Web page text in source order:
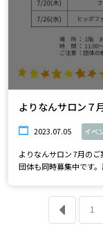
よりなんサロン７
2023.07.05 イベ
よりなんサロン 7月の
団体も同時募集中です。
1